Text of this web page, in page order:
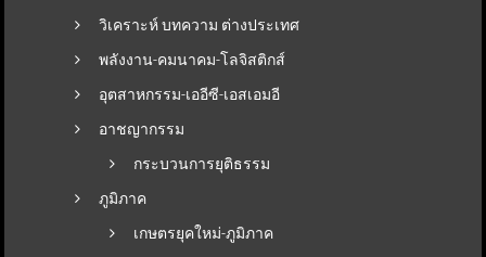
วิเคราะห์ บทความ ต่างประเทศ
พลังงาน-คมนาคม-โลจิสติกส์
อุตสาหกรรม-เออีซี-เอสเอมอี
อาชญากรรม
กระบวนการยุติธรรม
ภูมิภาค
เกษตรยุคใหม่-ภูมิภาค